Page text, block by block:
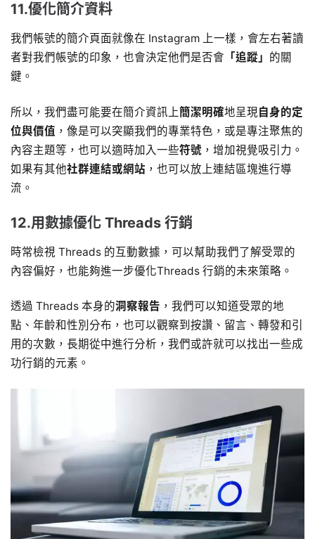
11.優化簡介資料
我們帳號的簡介頁面就像在 Instagram 上一樣，會左右著讀
者對我們帳號的印象，也會決定他們是否會 「追蹤」 的關
鍵。
所以，我們盡可能要在簡介資訊上簡潔明確地呈現 自身的定
位與價值 ，像是可以突顯我們的專業特色，或是專注聚焦的
內容主題等，也可以適時加入一些符號 ，增加視覺吸引力。
如果有其他社群連結或網站 ，也可以放上連結區塊進行導
流。
12.用數據優化 Threads 行銷
時常檢視 Threads 的互動數據，可以幫助我們了解受眾的
內容偏好，也能夠進一步優化Threads 行銷的未來策略。
透過 Threads 本身的洞察報告 ，我們可以知道受眾的地
點、年齡和性別分布，也可以觀察到按讚、留言、轉發和引
用的次數，長期從中進行分析，我們或許就可以找出一些成
功行銷的元素。